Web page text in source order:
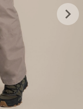
keyboard_arrow_right